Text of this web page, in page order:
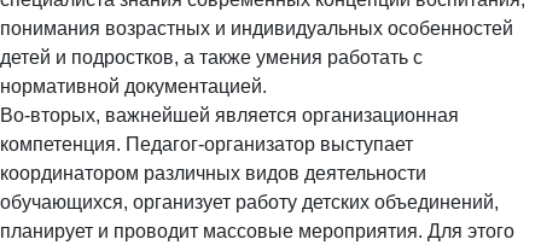
понимания возрастных и индивидуальных особенностей
детей и подростков, а также умения работать с
нормативной документацией.
Во-вторых, важнейшей является организационная
компетенция. Педагог-организатор выступает
координатором различных видов деятельности
обучающихся, организует работу детских объединений,
планирует и проводит массовые мероприятия. Для этого